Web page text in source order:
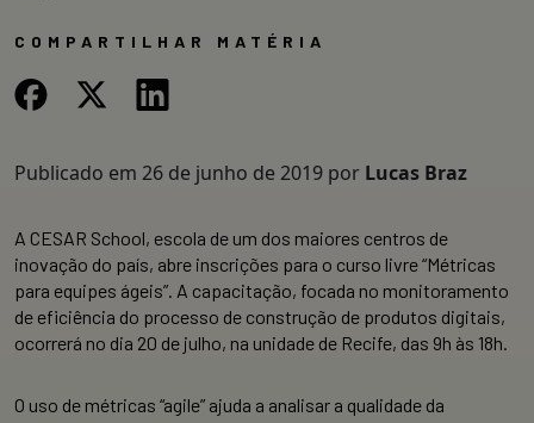
COMPARTILHAR MATÉRIA
Publicado em 26 de junho de 2019 por Lucas Braz
A CESAR School, escola de um dos maiores centros de
inovação do país, abre inscrições para o curso livre “Métricas
para equipes ágeis”. A capacitação, focada no monitoramento
de eficiência do processo de construção de produtos digitais,
ocorrerá no dia 20 de julho, na unidade de Recife, das 9h às 18h.
O uso de métricas “agile” ajuda a analisar a qualidade da